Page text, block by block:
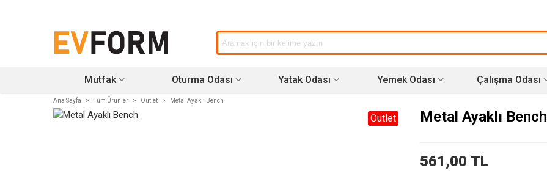
Mutfak Oturma Odası Yatak Odası Yemek Odası Çalışma Odası
Ana Sayfa > Tüm Ürünler > Outlet > Metal Ayaklı Bench
Outlet Metal Ayaklı Bench
561,00 TL